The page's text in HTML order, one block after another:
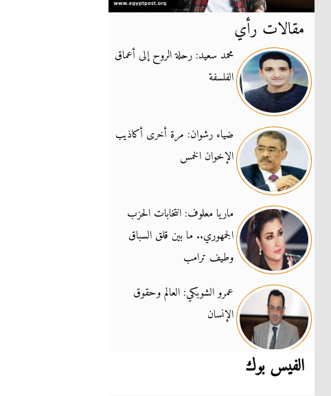
مقالات رأي
محمد سعيد: رحلة الروح إلى أعماق
الفلسفة
ضياء رشوان: مرة أخرى أكاذيب
الإخوان الخمس
ماريا معلوف: انتخابات الحزب
الجمهوري.. ما بين قلق السباق
وطيف ترامب
عمرو الشوبكي: العالم وحقوق
الإنسان
الفيس بوك